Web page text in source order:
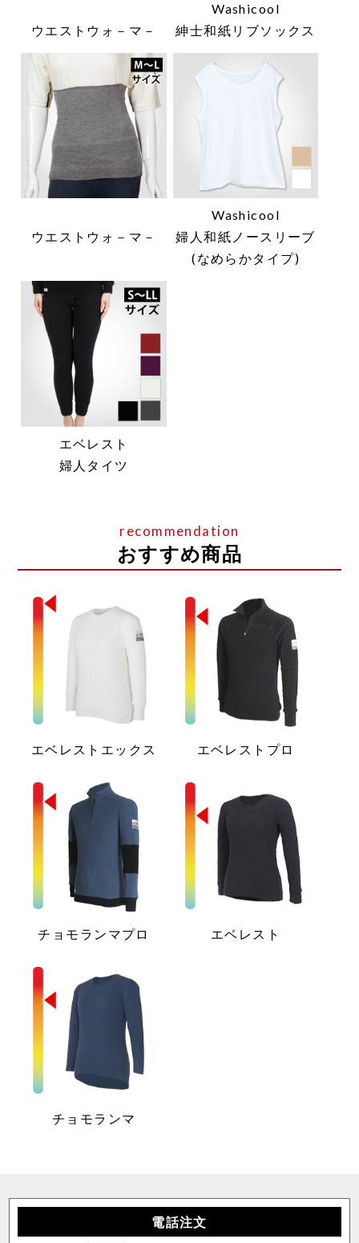
ウエストウォ－マ－
Washicool
紳士和紙リブソックス
ウエストウォ－マ－
Washicool
婦人和紙ノースリーブ
(なめらかタイプ)
エベレスト
婦人タイツ
おすすめ商品
エベレストエックス エベレストプロ
チョモランマプロ エベレスト
チョモランマ
電話注文